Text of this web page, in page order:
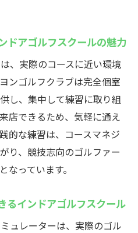
ドアゴルフスクールの魅力
、実際のコースに近い環境
ンゴルフクラブは完全個室
し、集中して練習に取り組
店できるため、気軽に通え
的な練習は、コースマネジ
り、競技志向のゴルファー
なっています。
るインドアゴルフスクール
ュレーターは、実際のゴル